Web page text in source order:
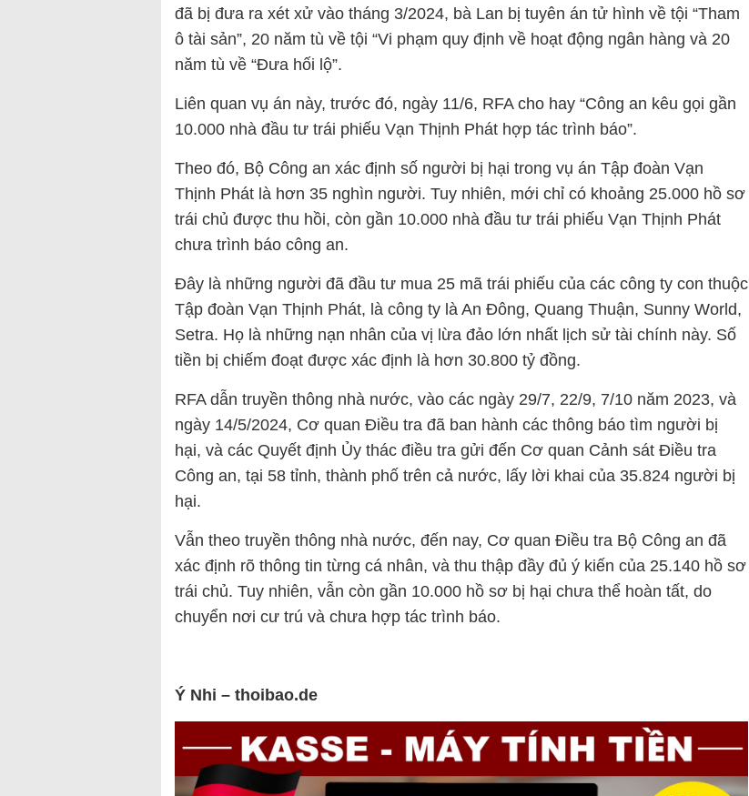
đã bị đưa ra xét xử vào tháng 3/2024, bà Lan bị tuyên án tử hình về tội “Tham
ô tài sản”, 20 năm tù về tội “Vi phạm quy định về hoạt động ngân hàng và 20
năm tù về “Đưa hối lộ”.
Liên quan vụ án này, trước đó, ngày 11/6, RFA cho hay “Công an kêu gọi gần
10.000 nhà đầu tư trái phiếu Vạn Thịnh Phát hợp tác trình báo”.
Theo đó, Bộ Công an xác định số người bị hại trong vụ án Tập đoàn Vạn
Thịnh Phát là hơn 35 nghìn người. Tuy nhiên, mới chỉ có khoảng 25.000 hồ sơ
trái chủ được thu hồi, còn gần 10.000 nhà đầu tư trái phiếu Vạn Thịnh Phát
chưa trình báo công an.
Đây là những người đã đầu tư mua 25 mã trái phiếu của các công ty con thuộc
Tập đoàn Vạn Thịnh Phát, là công ty là An Đông, Quang Thuận, Sunny World,
Setra. Họ là những nạn nhân của vị lừa đảo lớn nhất lịch sử tài chính này. Số
tiền bị chiếm đoạt được xác định là hơn 30.800 tỷ đồng.
RFA dẫn truyền thông nhà nước, vào các ngày 29/7, 22/9, 7/10 năm 2023, và
ngày 14/5/2024, Cơ quan Điều tra đã ban hành các thông báo tìm người bị
hại, và các Quyết định Ủy thác điều tra gửi đến Cơ quan Cảnh sát Điều tra
Công an, tại 58 tỉnh, thành phố trên cả nước, lấy lời khai của 35.824 người bị
hại.
Vẫn theo truyền thông nhà nước, đến nay, Cơ quan Điều tra Bộ Công an đã
xác định rõ thông tin từng cá nhân, và thu thập đầy đủ ý kiến của 25.140 hồ sơ
trái chủ. Tuy nhiên, vẫn còn gần 10.000 hồ sơ bị hại chưa thể hoàn tất, do
chuyển nơi cư trú và chưa hợp tác trình báo.
Ý Nhi – thoibao.de